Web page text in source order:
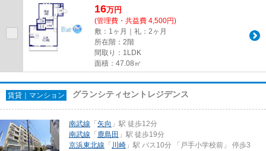
16万円
(管理費・共益費 4,500円)
敷：1ヶ月｜礼：2ヶ月
所在階：2階
間取り：1LDK
面積：47.08㎡
賃貸｜マンション グランシティセントレジデンス
南武線 「 矢向 」駅 徒歩12分
南武線 「 鹿島田 」駅 徒歩19分
京浜東北線 「 川崎 」駅 バス10分 「戸手小学校前」 停歩3